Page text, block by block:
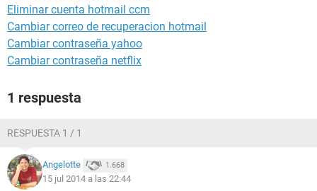
Eliminar cuenta hotmail ccm
Cambiar correo de recuperacion hotmail
Cambiar contraseña yahoo
Cambiar contraseña netflix
1 respuesta
RESPUESTA 1 / 1
Angelotte 1.668
15 jul 2014 a las 22:44